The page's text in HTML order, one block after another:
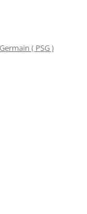
( PSG )